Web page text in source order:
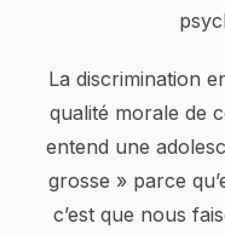
La discrimination
qualité morale de
entend une
grosse » parce
c’est que nous